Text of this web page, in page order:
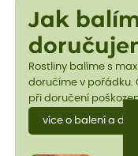
Jak
Rostliny balíme s
doručíme v pořádku.
při doručení
více o balení a